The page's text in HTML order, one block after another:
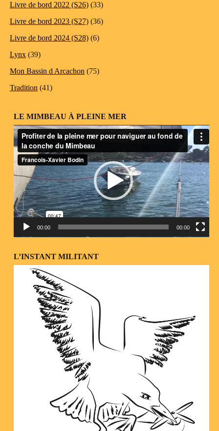
Livre de bord 2022 (S26) (33)
Livre de bord 2023 (S27) (36)
Livre de bord 2024 (S28) (6)
Lynx (39)
Mon Bassin d Arcachon (75)
Tradition (41)
LE MIMBEAU À PLEINE MER
Lecteur
vidéo
00:00 00:00
L’INSTANT MILITANT